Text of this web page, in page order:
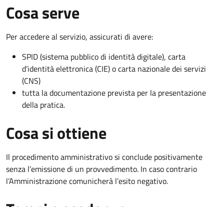
Cosa serve
Per accedere al servizio, assicurati di avere:
SPID (sistema pubblico di identità digitale), carta
d’identità elettronica (CIE) o carta nazionale dei servizi
(CNS)
tutta la documentazione prevista per la presentazione
della pratica.
Cosa si ottiene
Il procedimento amministrativo si conclude positivamente
senza l’emissione di un provvedimento. In caso contrario
l’Amministrazione comunicherà l’esito negativo.